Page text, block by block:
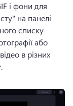
і фони для
на панелі
списку
або
в різних